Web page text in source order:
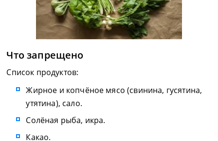
Что запрещено
Список продуктов:
Жирное и копчёное мясо (свинина, гусятина,
утятина), сало.
Солёная рыба, икра.
Какао.